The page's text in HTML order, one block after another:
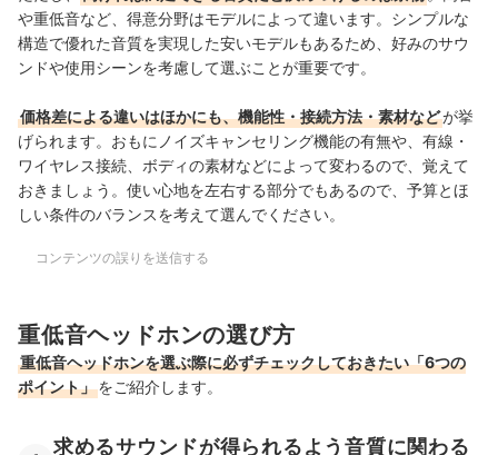
や重低音など、得意分野はモデルによって違います。シンプルな
構造で優れた音質を実現した安いモデルもあるため、好みのサウ
ンドや使用シーンを考慮して選ぶことが重要です。
価格差による違いはほかにも、機能性・接続方法・素材などが挙
げられます。おもにノイズキャンセリング機能の有無や、有線・
ワイヤレス接続、ボディの素材などによって変わるので、覚えて
おきましょう。使い心地を左右する部分でもあるので、予算とほ
しい条件のバランスを考えて選んでください。
コンテンツの誤りを送信する
重低音ヘッドホンの選び方
重低音ヘッドホンを選ぶ際に必ずチェックしておきたい「6つの
ポイント」をご紹介します。
求めるサウンドが得られるよう音質に関わる